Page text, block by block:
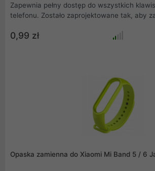
Zapewnia pełny dostęp do wszystkich
telefonu. Zostało zaprojektowane tak, aby
najlepszą ochronę przed zarysowaniami i
uszkodzeniami urządzenia.
0,99 zł
Opaska zamienna do Xiaomi Mi Band 5 / 6